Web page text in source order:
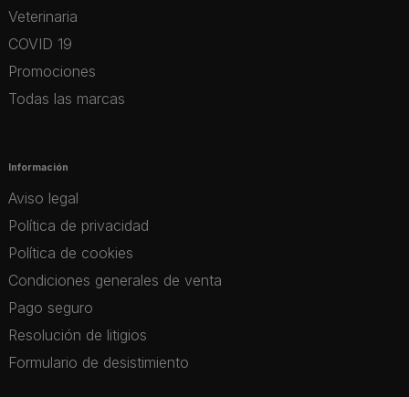
Veterinaria
COVID 19
Promociones
Todas las marcas
Información
Aviso legal
Política de privacidad
Política de cookies
Condiciones generales de venta
Pago seguro
Resolución de litigios
Formulario de desistimiento